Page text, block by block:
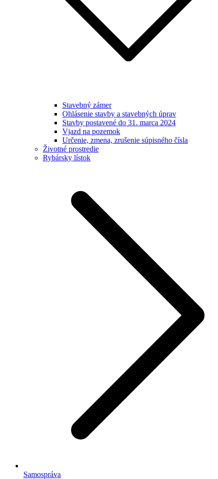
Stavebný zámer
Ohlásenie stavby a stavebných úprav
Stavby postavené do 31. marca 2024
Vjazd na pozemok
Určenie, zmena, zrušenie súpisného čísla
Životné prostredie
Rybársky lístok
Samospráva